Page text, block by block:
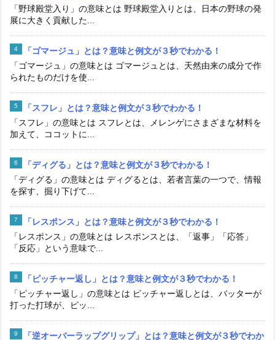
「野球殿堂入り」の意味とは 野球殿堂入りとは、日本の野球の発
展に大きく貢献した...
「ゴマージュ」とは？意味と例文が３秒でわかる！
「ゴマージュ」の意味とは ゴマージュとは、天然由来の成分で作
られたものだけを使...
「スフレ」とは？意味と例文が３秒でわかる！
「スフレ」の意味とは スフレとは、メレンゲにさまざまな材料を
加えて、ココットに...
「ディグる」とは？意味と例文が３秒でわかる！
「ディグる」の意味とは ディグるとは、若者言葉の一つで、情報
を探す、掘り下げて...
「レスポンス」とは？意味と例文が３秒でわかる！
「レスポンス」の意味とは レスポンスとは、「返事」「応答」
「反応」という意味で...
「ピッチャー返し」とは？意味と例文が３秒でわかる！
「ピッチャー返し」の意味とは ピッチャー返しとは、バッターが
打った打球が、ピッ...
「逆オーバーラップグリップ」とは？意味と例文が３秒でわか